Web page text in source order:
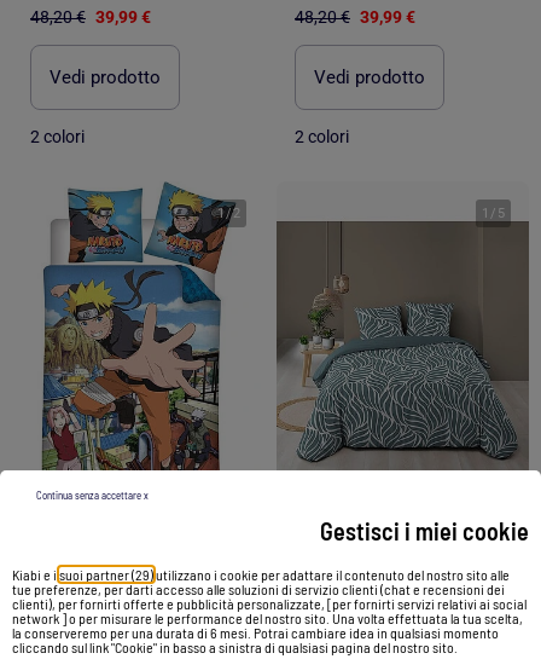
Gestisci i miei cookie
Kiabi e i suoi partner (29)utilizzano i cookie per adattare il contenuto del nostro sito alle
tue preferenze, per darti accesso alle soluzioni di servizio clienti (chat e recensioni dei
clienti), per fornirti offerte e pubblicità personalizzate, [per fornirti servizi relativi ai social
network ] o per misurare le performance del nostro sito. Una volta effettuata la tua scelta,
la conserveremo per una durata di 6 mesi. Potrai cambiare idea in qualsiasi momento
cliccando sul link "Cookie" in basso a sinistra di qualsiasi pagina del nostro sito.
Continua senza accettare x
48,20 € 39,99 €
Vedi prodotto
2 colori
48,20 € 39,99 €
Vedi prodotto
2 colori
1/2
19,99 €
1 / 5
36,64 € 34,89 €